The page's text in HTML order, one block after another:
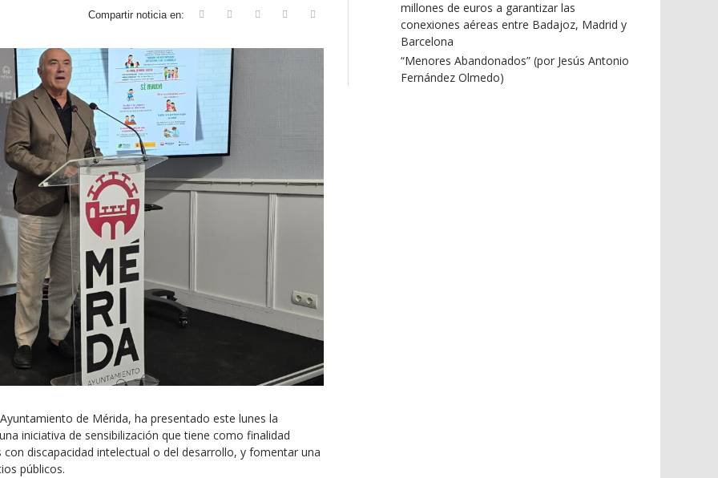
Compartir noticia en:
de Mérida, ha presentado este lunes la
iniciativa de sensibilización que tiene como finalidad
discapacidad intelectual o del desarrollo, y fomentar una
públicos.
millones de euros a garantizar las
conexiones aéreas entre Badajoz, Madrid y
Barcelona
“Menores Abandonados” (por Jesús Antonio
Fernández Olmedo)